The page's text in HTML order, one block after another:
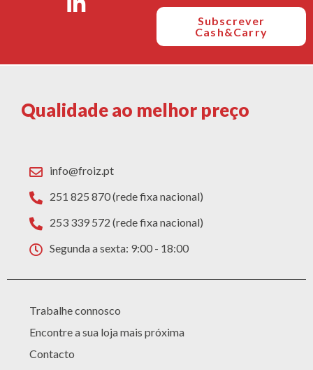
Subscrever
Cash&Carry
Qualidade ao melhor preço
info@froiz.pt
251 825 870 (rede fixa nacional)
253 339 572 (rede fixa nacional)
Segunda a sexta: 9:00 - 18:00
Trabalhe connosco
Encontre a sua loja mais próxima
Contacto